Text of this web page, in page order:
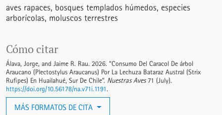
aves rapaces bosques templados húmedos especies
arborícolas moluscos terrestres
Cómo citar
Álava, Jorge, and Jaime R. Rau. 2026. “Consumo Del Caracol De árbol
Araucano (Plectostylus Araucanus) Por La Lechuza Bataraz Austral (Strix
Rufipes) En Huailahué, Sur De Chile”. Nuestras Aves71 (July).
https://doi.org/10.56178/na.v71i.1191.
MÁS FORMATOS DE CITA